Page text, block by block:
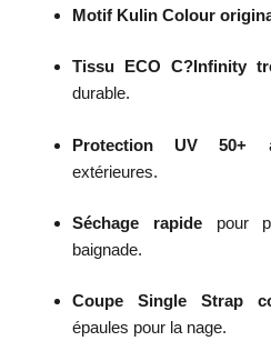
Motif Kulin Colour
Tissu ECO C?Infinity
durable.
Protection UV 50+
extérieures.
Séchage rapide pour
baignade.
Coupe Single Strap
épaules pour la nage.